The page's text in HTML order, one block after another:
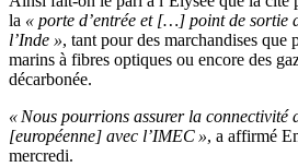
la « porte d’entrée et […] point de sortie
l’Inde », tant pour des marchandises que
marins à fibres optiques ou encore des
décarbonée.
« Nous pourrions assurer la connectivité
[européenne] avec l’IMEC », a affirmé
mercredi.